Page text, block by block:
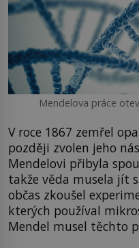
Mendelova práce
V roce 1867 zemřel
později zvolen jeho
Mendelovi přibyla
takže věda musela jít
občas zkoušel
kterých používal
Mendel musel těchto